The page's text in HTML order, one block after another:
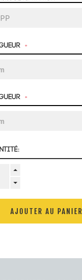
*
*
AJOUTER AU PANIER